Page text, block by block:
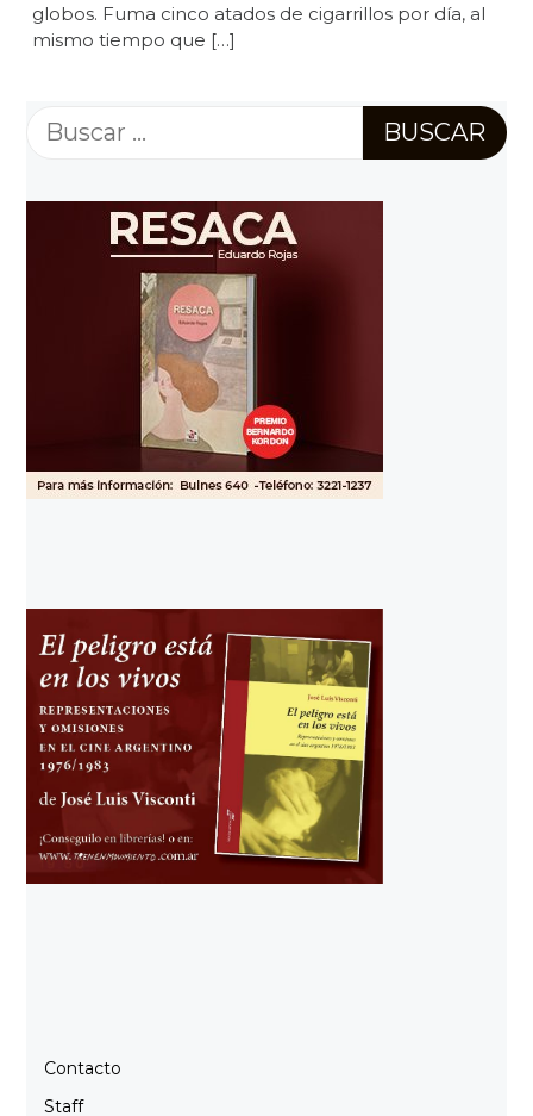
globos. Fuma cinco atados de cigarrillos por día, al
mismo tiempo que […]
Buscar:
Contacto
Staff